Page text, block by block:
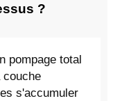
?
pompage total
couche
s'accumuler